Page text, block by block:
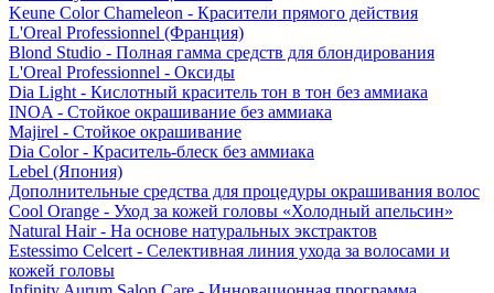
Keune Color Chameleon - Красители прямого действия
L'Oreal Professionnel (Франция)
Blond Studio - Полная гамма средств для блондирования
L'Oreal Professionnel - Оксиды
Dia Light - Кислотный краситель тон в тон без аммиака
INOA - Стойкое окрашивание без аммиака
Majirel - Стойкое окрашивание
Dia Color - Краситель-блеск без аммиака
Lebel (Япония)
Дополнительные средства для процедуры окрашивания волос
Cool Orange - Уход за кожей головы «Холодный апельсин»
Natural Hair - На основе натуральных экстрактов
Estessimo Celcert - Селективная линия ухода за волосами и
кожей головы